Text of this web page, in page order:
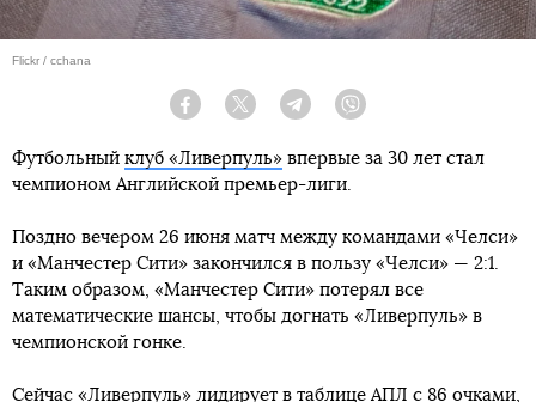
Flickr / cchana
Facebook Twitter Telegram
Футбольный клуб «Ливерпуль» впервые за 30 лет стал
чемпионом Английской премьер-лиги.
Поздно вечером 26 июня матч между командами «Челси»
и «Манчестер Сити» закончился в пользу «Челси» — 2:1.
Таким образом, «Манчестер Сити» потерял все
математические шансы, чтобы догнать «Ливерпуль» в
чемпионской гонке.
Сейчас «Ливерпуль» лидирует в таблице АПЛ с 86 очками,